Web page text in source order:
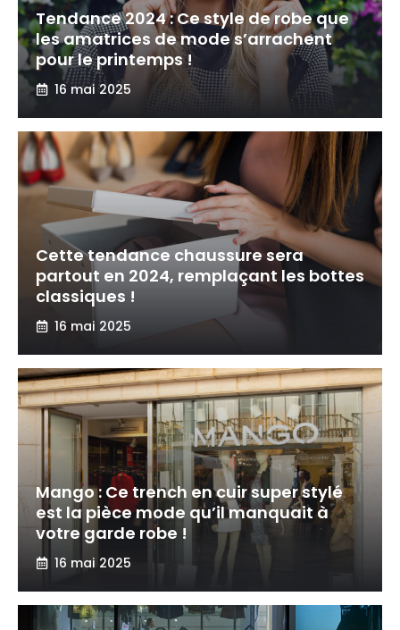
Tendance 2024 : Ce style de robe que
les amatrices de mode s’arrachent
pour le printemps !
16 mai 2025
Cette tendance chaussure sera
partout en 2024, remplaçant les bottes
classiques !
16 mai 2025
Mango : Ce trench en cuir super stylé
est la pièce mode qu’il manquait à
votre garde robe !
16 mai 2025